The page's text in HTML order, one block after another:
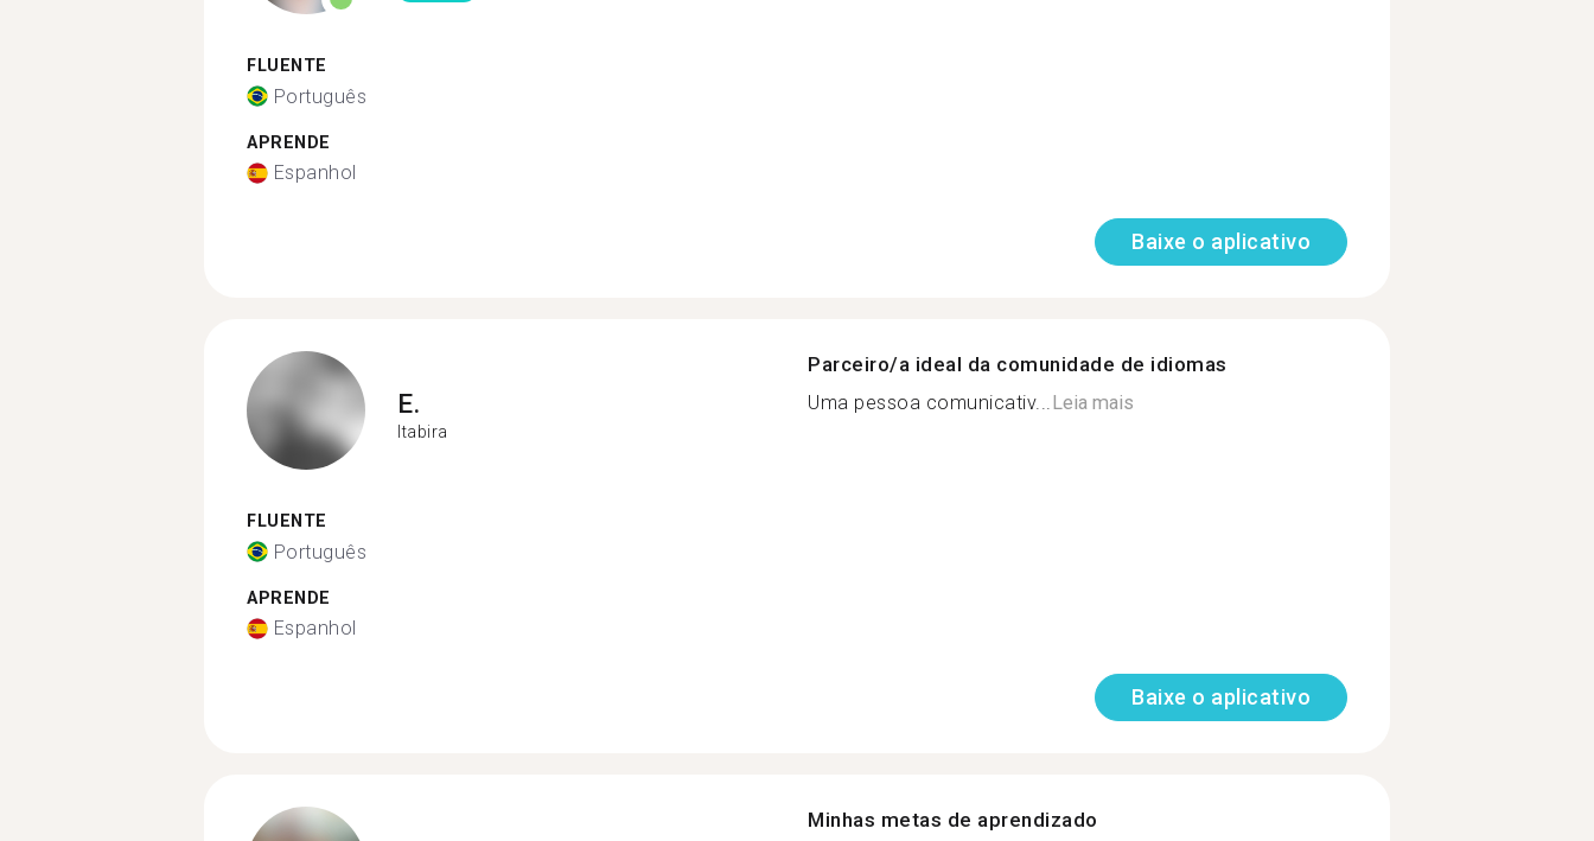
FLUENTE
Português
APRENDE
Espanhol
Baixe o aplicativo
E.
Itabira
FLUENTE
Português
APRENDE
Espanhol
Parceiro/a ideal da comunidade de idiomas
Uma pessoa comunicativ...Leia mais
Baixe o aplicativo
Minhas metas de aprendizado